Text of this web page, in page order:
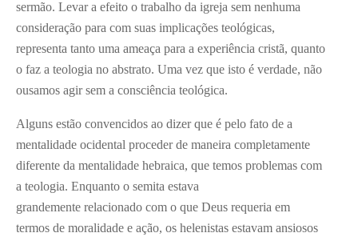
sermão. Levar a efeito o trabalho da igreja sem nenhuma
consideração para com suas implicações teológicas,
representa tanto uma ameaça para a experiência cristã, quanto
o faz a teologia no abstrato. Uma vez que isto é verdade, não
ousamos agir sem a consciência teológica.
Alguns estão convencidos ao dizer que é pelo fato de a
mentalidade ocidental proceder de maneira completamente
diferente da mentalidade hebraica, que temos problemas com
a teologia. Enquanto o semita estava
grandemente relacionado com o que Deus requeria em
termos de moralidade e ação, os helenistas estavam ansiosos